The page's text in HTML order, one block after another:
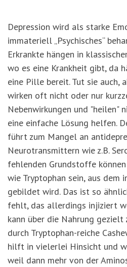
Depression wird als starke
immateriell „Psychisches“
Erkrankte hängen in
wo es eine Krankheit gibt, da
eine Pille bereit. Tut sie auch,
wirken oft nicht oder nur
Nebenwirkungen und "heilen"
eine einfache Lösung helfen.
führt zum Mangel an
Neurotransmittern wie z.B.
fehlenden Grundstoffe
wie Tryptophan sein, aus dem
gebildet wird. Das ist so
fehlt, das allerdings injiziert
kann über die Nahrung gezielt
durch Tryptophan-reiche
hilft in vielerlei Hinsicht und
weil dann mehr von der